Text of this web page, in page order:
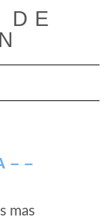
DE
de navegación
– –
mas